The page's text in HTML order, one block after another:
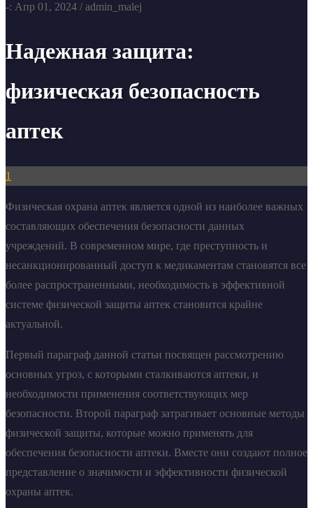
-: Апр 01, 2024 / admin_malej
Надежная защита:
физическая безопасность
аптек
1
Физическая охрана аптек является одной из наиболее важных
составляющих обеспечения безопасности данных
учреждений. В современном мире, где преступность и
несанкционированный доступ к медикаментам становятся все
более распространенными, необходимость в эффективной
системе физической защиты аптек становится крайне
актуальной.
Первый параграф данной статьи посвящен рассмотрению
основных угроз, с которыми сталкиваются аптеки, и
необходимости применения соответствующих мер
безопасности. Второй параграф затрагивает основные методы
физической защиты, которые можно применять для
обеспечения безопасности аптеки. Вместе они создают полное
представление о значимости и эффективности физической
охраны аптек.